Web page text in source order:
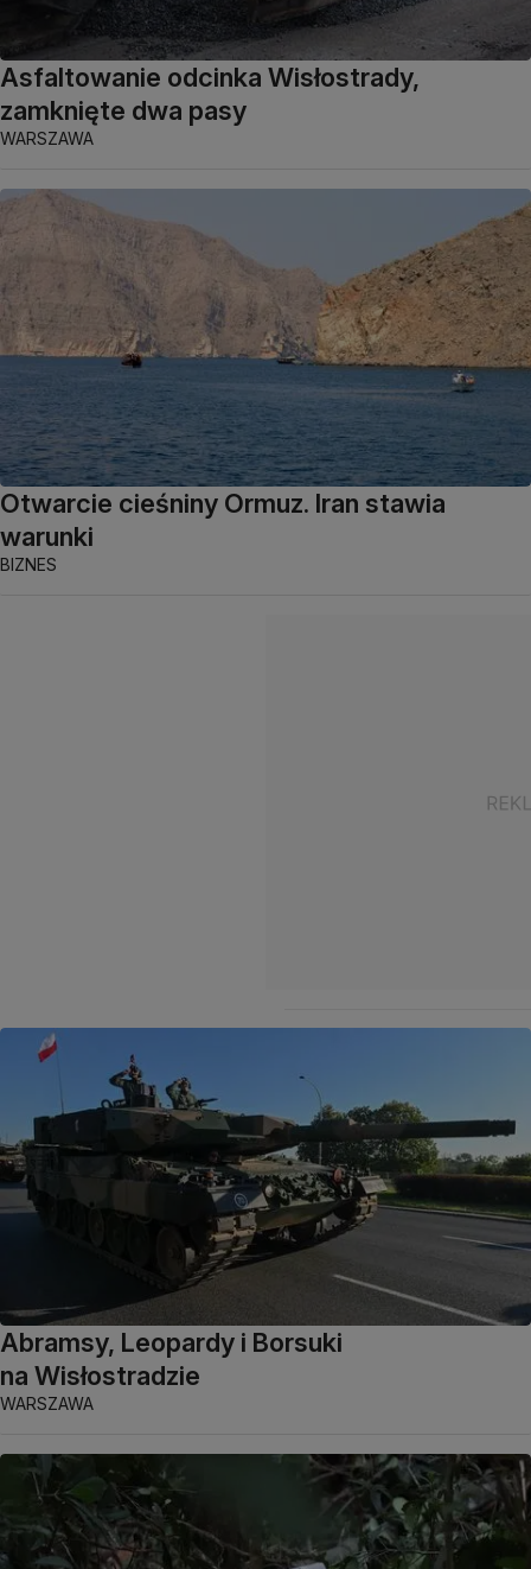
Asfaltowanie odcinka Wisłostrady,
zamknięte dwa pasy
WARSZAWA
Otwarcie cieśniny Ormuz. Iran stawia
warunki
BIZNES
Abramsy, Leopardy i Borsuki
na Wisłostradzie
WARSZAWA